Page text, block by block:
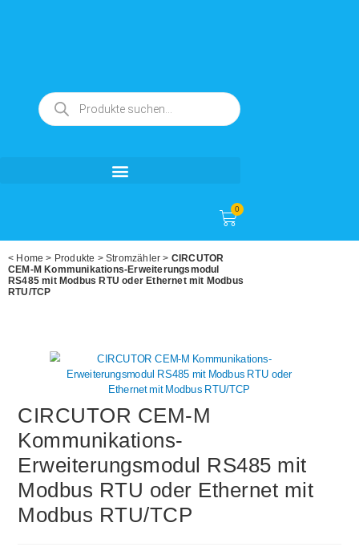
0
< Home > Produkte >Stromzähler > CIRCUTOR
CEM-M Kommunikations-Erweiterungsmodul
RS485 mit Modbus RTU oder Ethernet mit Modbus
RTU/TCP
CIRCUTOR CEM-M
Kommunikations-
Erweiterungsmodul RS485 mit
Modbus RTU oder Ethernet mit
Modbus RTU/TCP